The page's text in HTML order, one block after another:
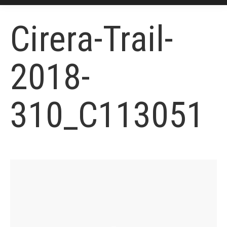
Cirera-Trail-
2018-
310_C113051